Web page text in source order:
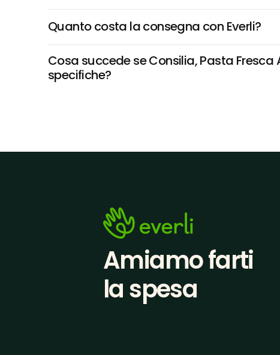
Quanto costa la consegna con Everli?
Cosa succede se Consilia, Pasta
specifiche?
Amiamo farti
la spesa